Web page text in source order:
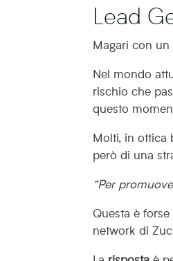
Lead
Magari con
Nel mondo
rischio che
questo
Molti, in ottica
però di una
“Per
Questa è forse
network di